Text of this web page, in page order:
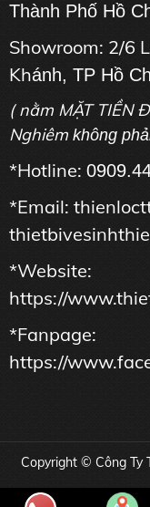
Thành Phố Hồ
Showroom: 2/6
Khánh, TP Hồ
( nằm MẶT TIỀN
Nghiêm không
*Hotline:
*Email:
*Website:
https://
*Fanpage:
https://
Copyright © Công Ty